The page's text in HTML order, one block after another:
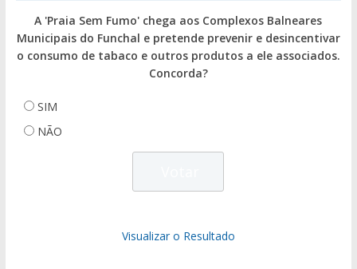
A 'Praia Sem Fumo' chega aos Complexos Balneares
Municipais do Funchal e pretende prevenir e desincentivar
o consumo de tabaco e outros produtos a ele associados.
Concorda?
SIM
NÃO
Visualizar o Resultado